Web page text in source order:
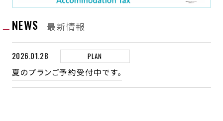
スタッフのマスクの着用
手洗い等の衛生管理と検温等体調管理の徹
お客様への感染予防のお願い
感染防止の為、出来る限りマスクの着用をお
願い致します。
今後の目標
参推進）
シャワーチェア シャワーチェア
ト
NEWS 最新情報
2026.01.28 PLAN
夏のプランご予約受付中です。